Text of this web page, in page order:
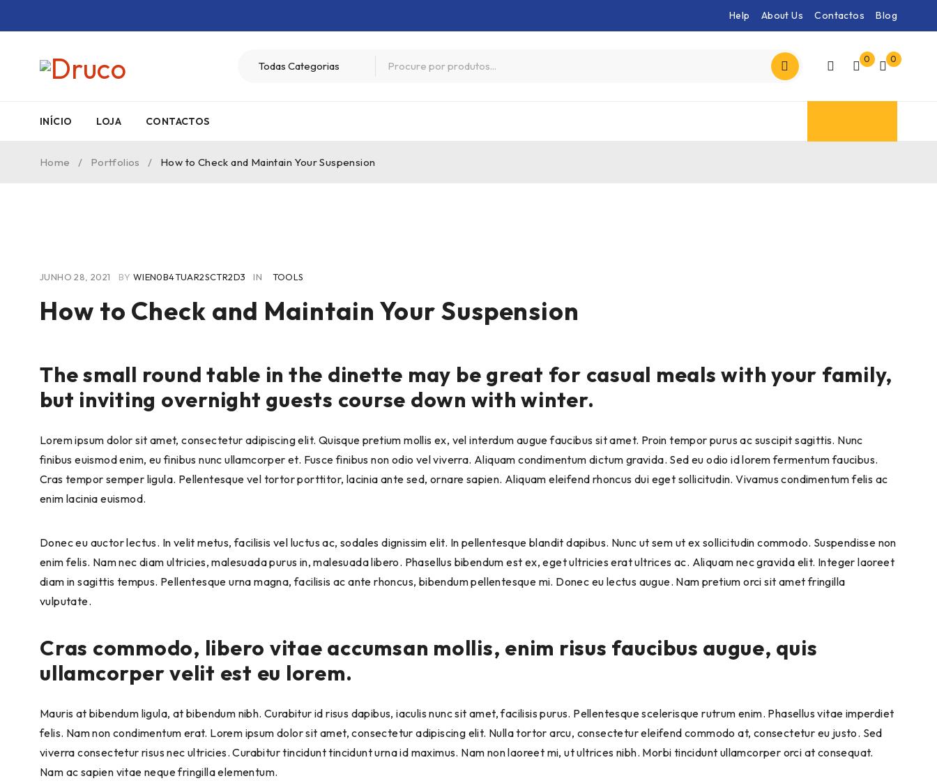
Help About Us Contactos Blog
0 0
INÍCIO LOJA CONTACTOS
Home / Portfolios / How to Check and Maintain Your Suspension
JUNHO 28, 2021 BY WIEN0B4TUAR2SCTR2D3 IN TOOLS
How to Check and Maintain Your Suspension
The small round table in the dinette may be great for casual meals with your family,
but inviting overnight guests course down with winter.
Lorem ipsum dolor sit amet, consectetur adipiscing elit. Quisque pretium mollis ex, vel interdum augue faucibus sit amet. Proin tempor purus ac suscipit sagittis. Nunc
finibus euismod enim, eu finibus nunc ullamcorper et. Fusce finibus non odio vel viverra. Aliquam condimentum dictum gravida. Sed eu odio id lorem fermentum faucibus.
Cras tempor semper ligula. Pellentesque vel tortor porttitor, lacinia ante sed, ornare sapien. Aliquam eleifend rhoncus dui eget sollicitudin. Vivamus condimentum felis ac
enim lacinia euismod.
Donec eu auctor lectus. In velit metus, facilisis vel luctus ac, sodales dignissim elit. In pellentesque blandit dapibus. Nunc ut sem ut ex sollicitudin commodo. Suspendisse non
enim felis. Nam nec diam ultricies, malesuada purus in, malesuada libero. Phasellus bibendum est ex, eget ultricies erat ultrices ac. Aliquam nec gravida elit. Integer laoreet
diam in sagittis tempus. Pellentesque urna magna, facilisis ac ante rhoncus, bibendum pellentesque mi. Donec eu lectus augue. Nam pretium orci sit amet fringilla
vulputate.
Cras commodo, libero vitae accumsan mollis, enim risus faucibus augue, quis
ullamcorper velit est eu lorem.
Mauris at bibendum ligula, at bibendum nibh. Curabitur id risus dapibus, iaculis nunc sit amet, facilisis purus. Pellentesque scelerisque rutrum enim. Phasellus vitae imperdiet
felis. Nam non condimentum erat. Lorem ipsum dolor sit amet, consectetur adipiscing elit. Nulla tortor arcu, consectetur eleifend commodo at, consectetur eu justo. Sed
viverra consectetur risus nec ultricies. Curabitur tincidunt tincidunt urna id maximus. Nam non laoreet mi, ut ultrices nibh. Morbi tincidunt ullamcorper orci at consequat.
Nam ac sapien vitae neque fringilla elementum.